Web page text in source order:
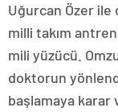
Uğurcan Özer ile
milli takım
mili yüzücü.
doktorun
başlamaya karar